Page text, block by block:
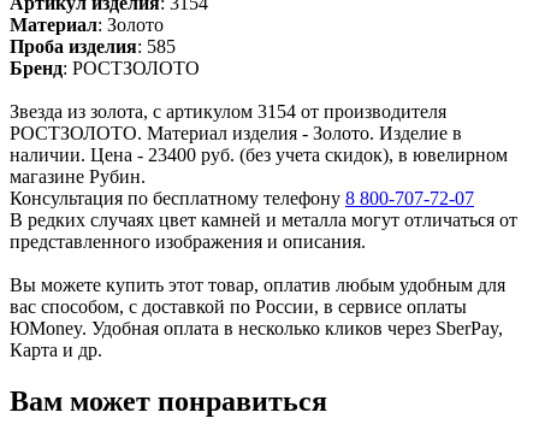
Материал: Золото
Проба изделия: 585
Бренд: РОСТЗОЛОТО
Звезда из золота, с артикулом 3154 от производителя
РОСТЗОЛОТО. Материал изделия - Золото. Изделие в
наличии. Цена - 23400 руб. (без учета скидок), в ювелирном
магазине Рубин.
Консультация по бесплатному телефону 8 800-707-72-07
В редких случаях цвет камней и металла могут отличаться от
представленного изображения и описания.
Вы можете купить этот товар, оплатив любым удобным для
вас способом, с доставкой по России, в сервисе оплаты
ЮMoney. Удобная оплата в несколько кликов через SberPay,
Карта и др.
Вам может понравиться